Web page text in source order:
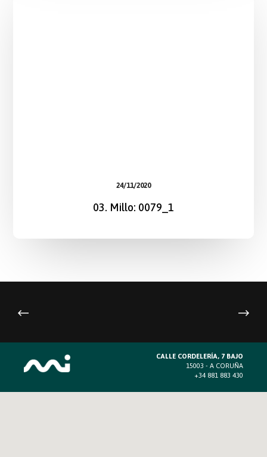
24/11/2020
03. Millo: 0079_1
CALLE CORDELERÍA, 7 BAJO
15003 - A CORUÑA
+34 881 883 430